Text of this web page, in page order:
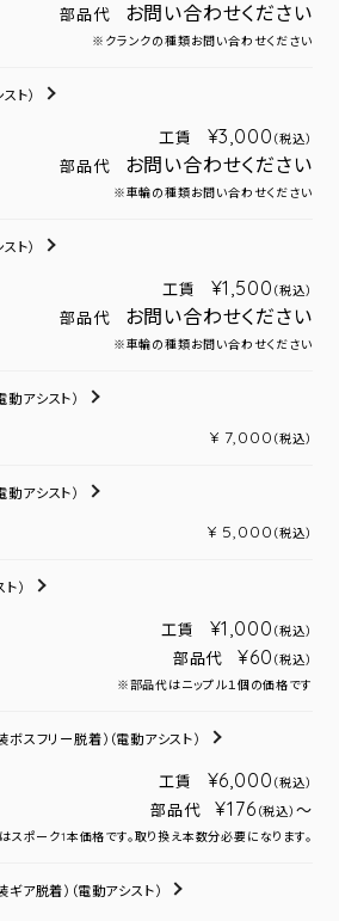
部品代 お問い合わせください
※クランクの種類お問い合わせください
ト）
工賃 ¥3,000 （税込）
部品代 お問い合わせください
※車輪の種類お問い合わせください
ト）
工賃 ¥1,500 （税込）
部品代 お問い合わせください
※車輪の種類お問い合わせください
動アシスト）
¥ 7,000 （税込）
動アシスト）
¥ 5,000 （税込）
）
工賃 ¥1,000 （税込）
部品代 ¥60 （税込）
※部品代はニップル１個の価格です
ボスフリー脱着） （電動アシスト）
工賃 ¥6,000 （税込）
部品代 ¥176 （税込） ～
スポーク1本価格です。取り換え本数分必要になります。
ギア脱着） （電動アシスト）